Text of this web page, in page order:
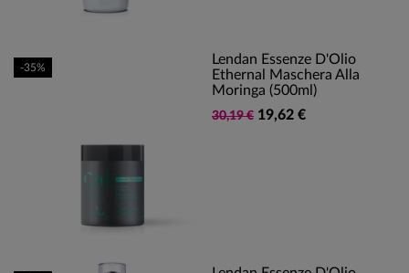
Lendan Essenze D'Olio
Ethernal Maschera Alla
Moringa (500ml)
30,19 € 19,62 €
-35%